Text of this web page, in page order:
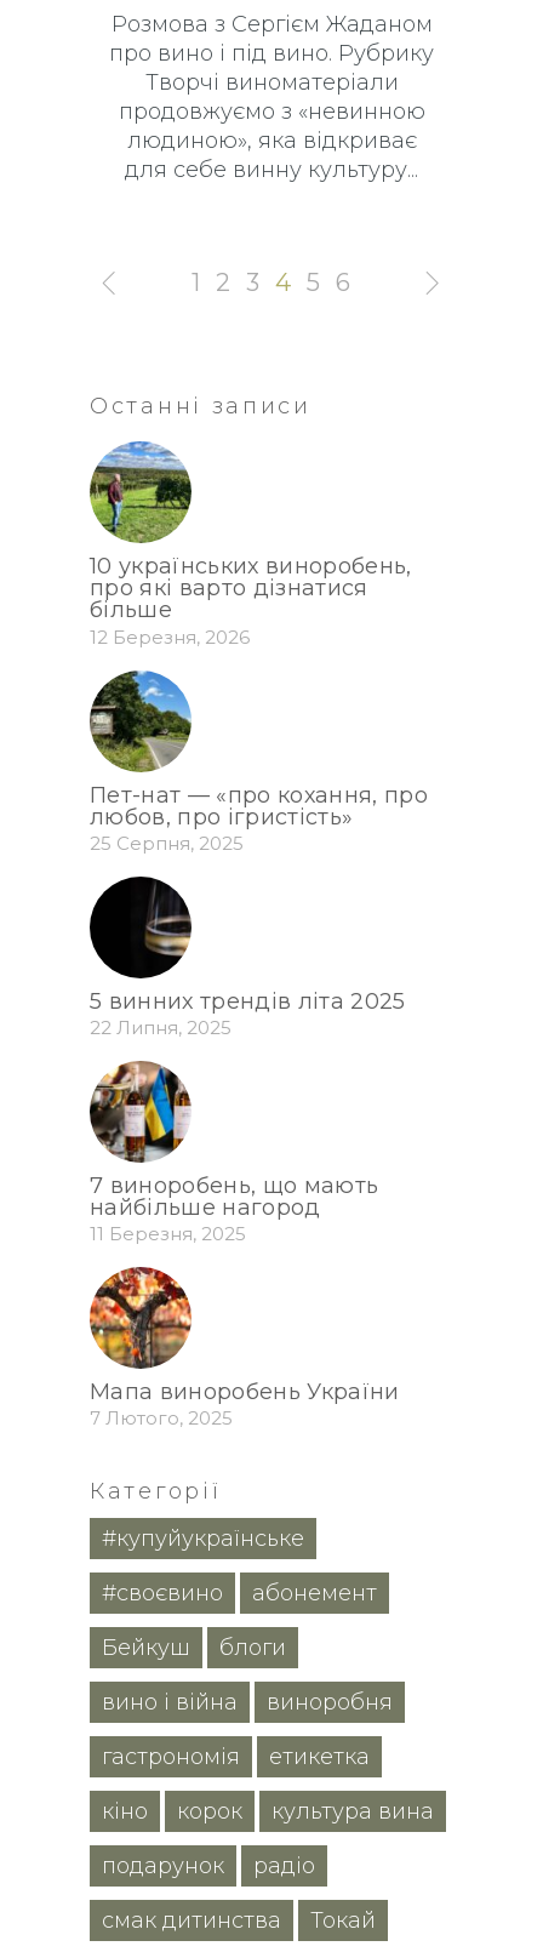
Розмова з Сергієм Жаданом
про вино і під вино. Рубрику
Творчі виноматеріали
продовжуємо з «невинною
людиною», яка відкриває
для себе винну культуру
1 2 3 4 5 6
Останні записи
10 українських виноробень,
про які варто дізнатися
більше
12 Березня, 2026
Пет-нат — «про кохання, про
любов, про ігристість»
25 Серпня, 2025
5 винних трендів літа 2025
22 Липня, 2025
7 виноробень, що мають
найбільше нагород
11 Березня, 2025
Мапа виноробень України
7 Лютого, 2025
Категорії
#купуйукраїнське
#своєвино абонемент
Бейкуш блоги
вино і війна виноробня
гастрономія етикетка
кіно корок культура вина
подарунок радіо
смак дитинства Токай